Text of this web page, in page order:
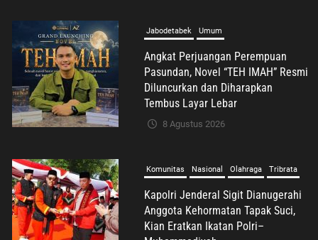
Komunitas Nasional
Kapolri Jenderal Sigit Dianugerahi
Anggota Kehormatan Tapak Suci,
Kian Eratkan Ikatan Polri–
Muhammadiyah
8 Agustus 2026
Umum
Syafrudin Budiman Sampaikan Duka
Mendalam atas Wafatnya H. Moh.
Sholeh, Pengacara Inisiator “No